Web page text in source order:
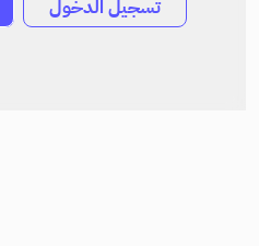
تسجيل الدخول